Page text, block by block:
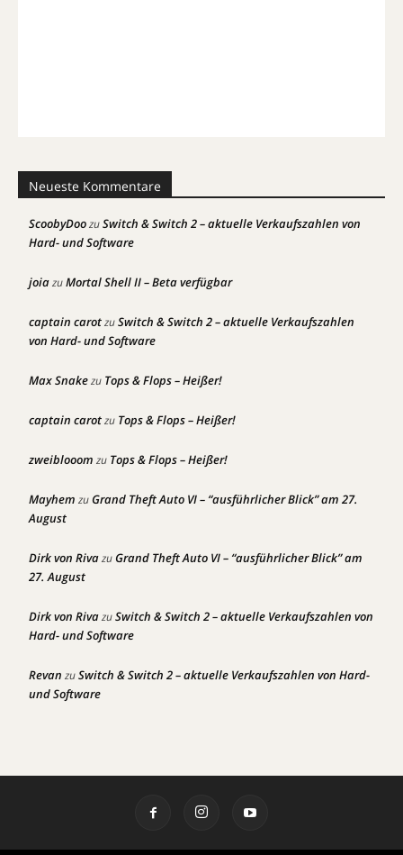
Neueste Kommentare
ScoobyDoozuSwitch & Switch 2 – aktuelle Verkaufszahlen von
Hard- und Software
joiazuMortal Shell II – Beta verfügbar
captain carotzuSwitch & Switch 2 – aktuelle Verkaufszahlen
von Hard- und Software
Max Snakezu Tops & Flops – Heißer!
captain carotzu Tops & Flops – Heißer!
zweiblooom zu Tops & Flops – Heißer!
Mayhem zuGrand Theft Auto VI – “ausführlicher Blick” am 27.
August
Dirk von RivazuGrand Theft Auto VI – “ausführlicher Blick” am
27. August
Dirk von RivazuSwitch & Switch 2 – aktuelle Verkaufszahlen von
Hard- und Software
Revan zuSwitch & Switch 2 – aktuelle Verkaufszahlen von Hard-
und Software